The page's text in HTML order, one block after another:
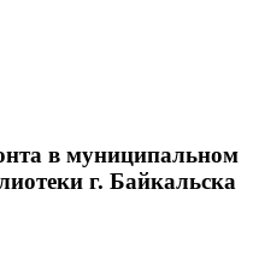
в муниципальном
г. Байкальска